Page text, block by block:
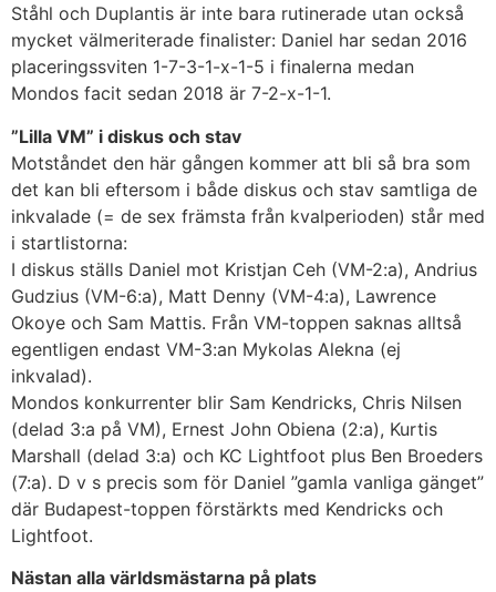
Ståhl och Duplantis är inte bara rutinerade utan också
mycket välmeriterade finalister: Daniel har sedan 2016
placeringssviten 1-7-3-1-x-1-5 i finalerna medan
Mondos facit sedan 2018 är 7-2-x-1-1.
”Lilla VM” i diskus och stav
Motståndet den här gången kommer att bli så bra som
det kan bli eftersom i både diskus och stav samtliga de
inkvalade (= de sex främsta från kvalperioden) står med
i startlistorna:
I diskus ställs Daniel mot Kristjan Ceh (VM-2:a), Andrius
Gudzius (VM-6:a), Matt Denny (VM-4:a), Lawrence
Okoye och Sam Mattis. Från VM-toppen saknas alltså
egentligen endast VM-3:an Mykolas Alekna (ej
inkvalad).
Mondos konkurrenter blir Sam Kendricks, Chris Nilsen
(delad 3:a på VM), Ernest John Obiena (2:a), Kurtis
Marshall (delad 3:a) och KC Lightfoot plus Ben Broeders
(7:a). D v s precis som för Daniel ”gamla vanliga gänget”
där Budapest-toppen förstärkts med Kendricks och
Lightfoot.
Nästan alla världsmästarna på plats